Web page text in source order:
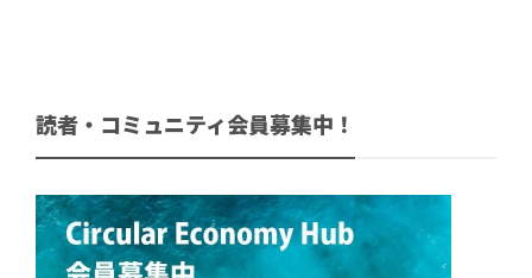
読者・コミュニティ会員募集中！